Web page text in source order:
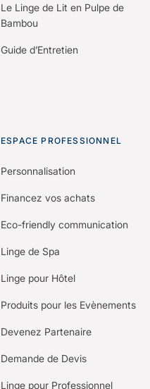
Le Linge de Lit en Pulpe de
Bambou
Guide d’Entretien
ESPACE PROFESSIONNEL
Personnalisation
Financez vos achats
Eco-friendly communication
Linge de Spa
Linge pour Hôtel
Produits pour les Evènements
Devenez Partenaire
Demande de Devis
Linge pour Professionnel